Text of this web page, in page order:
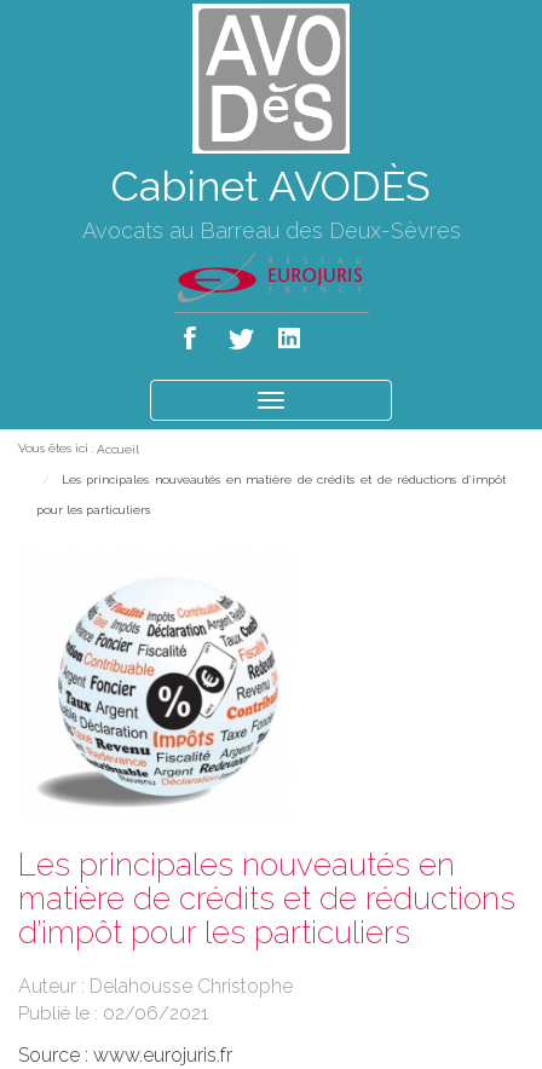
Cabinet AVODÈS
Avocats au Barreau des Deux-Sèvres
le
Vous êtes ici : Accueil
Les principales nouveautés en matière de crédits et de réductions d’impôt
pour les particuliers
Les principales nouveautés en
matière de crédits et de réductions
d’impôt pour les particuliers
Auteur : Delahousse Christophe
Publié le : 02/06/2021
Source : www.eurojuris.fr